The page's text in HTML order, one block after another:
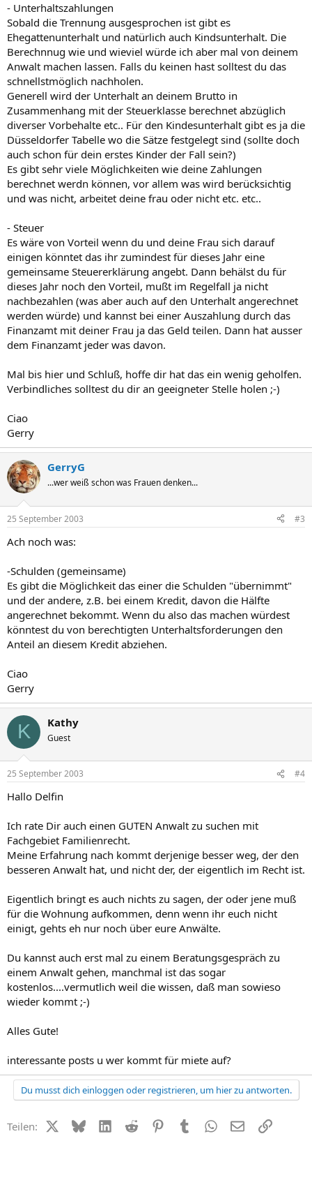
- Unterhaltszahlungen
Sobald die Trennung ausgesprochen ist gibt es
Ehegattenunterhalt und natürlich auch Kindsunterhalt. Die
Berechnnug wie und wieviel würde ich aber mal von deinem
Anwalt machen lassen. Falls du keinen hast solltest du das
schnellstmöglich nachholen.
Generell wird der Unterhalt an deinem Brutto in
Zusammenhang mit der Steuerklasse berechnet abzüglich
diverser Vorbehalte etc.. Für den Kindesunterhalt gibt es ja die
Düsseldorfer Tabelle wo die Sätze festgelegt sind (sollte doch
auch schon für dein erstes Kinder der Fall sein?)
Es gibt sehr viele Möglichkeiten wie deine Zahlungen
berechnet werdn können, vor allem was wird berücksichtig
und was nicht, arbeitet deine frau oder nicht etc. etc..
- Steuer
Es wäre von Vorteil wenn du und deine Frau sich darauf
einigen könntet das ihr zumindest für dieses Jahr eine
gemeinsame Steuererklärung angebt. Dann behälst du für
dieses Jahr noch den Vorteil, mußt im Regelfall ja nicht
nachbezahlen (was aber auch auf den Unterhalt angerechnet
werden würde) und kannst bei einer Auszahlung durch das
Finanzamt mit deiner Frau ja das Geld teilen. Dann hat ausser
dem Finanzamt jeder was davon.
Mal bis hier und Schluß, hoffe dir hat das ein wenig geholfen.
Verbindliches solltest du dir an geeigneter Stelle holen ;-)
Ciao
Gerry
GerryG
...wer weiß schon was Frauen denken...
25 September 2003 #3
Ach noch was:
-Schulden (gemeinsame)
Es gibt die Möglichkeit das einer die Schulden "übernimmt"
und der andere, z.B. bei einem Kredit, davon die Hälfte
angerechnet bekommt. Wenn du also das machen würdest
könntest du von berechtigten Unterhaltsforderungen den
Anteil an diesem Kredit abziehen.
Ciao
Gerry
K Kathy
Guest
25 September 2003 #4
Hallo Delfin
Ich rate Dir auch einen GUTEN Anwalt zu suchen mit
Fachgebiet Familienrecht.
Meine Erfahrung nach kommt derjenige besser weg, der den
besseren Anwalt hat, und nicht der, der eigentlich im Recht ist.
Eigentlich bringt es auch nichts zu sagen, der oder jene muß
für die Wohnung aufkommen, denn wenn ihr euch nicht
einigt, gehts eh nur noch über eure Anwälte.
Du kannst auch erst mal zu einem Beratungsgespräch zu
einem Anwalt gehen, manchmal ist das sogar
kostenlos....vermutlich weil die wissen, daß man sowieso
wieder kommt ;-)
Alles Gute!
interessante posts u wer kommt für miete auf?
Du musst dich einloggen oder registrieren, um hier zu antworten.
Teilen: X (Twitter)
BlueskyLinkedIn
Reddit PinterestTumblr WhatsApp
E-MailLink